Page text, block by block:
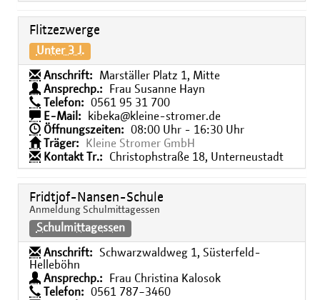
Flitzezwerge
Unter 3 J.
Anschrift:
Marställer Platz 1, Mitte
Ansprechp.:
Frau Susanne Hayn
Telefon:
0561 95 31 700
E-Mail:
kibeka@kleine-stromer.de
Öffnungszeiten:
08:00 Uhr - 16:30 Uhr
Träger:
Kleine Stromer GmbH
Kontakt Tr.:
Christophstraße 18, Unterneustadt
Fridtjof-Nansen-Schule
Anmeldung Schulmittagessen
Schulmittagessen
Anschrift:
Schwarzwaldweg 1, Süsterfeld-
Helleböhn
Ansprechp.:
Frau Christina Kalosok
Telefon:
0561 787−3460